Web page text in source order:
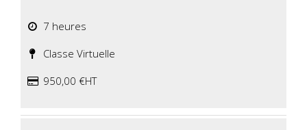
7 heures
Classe Virtuelle
950,00 €HT